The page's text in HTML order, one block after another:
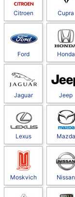
Citroen Cupra
Ford Honda
Jaguar Jeep
Lexus Mazda
Moskvich Nissan